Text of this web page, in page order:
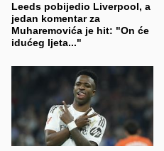
Leeds pobijedio Liverpool, a
jedan komentar za
Muharemovića je hit: "On će
idućeg ljeta..."